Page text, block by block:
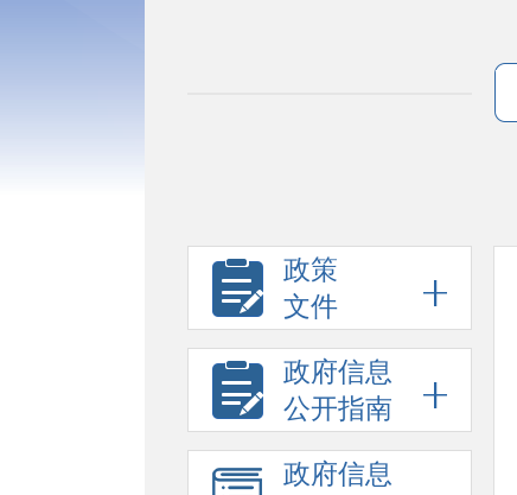
政策
文件
政府信息
公开指南
政府信息